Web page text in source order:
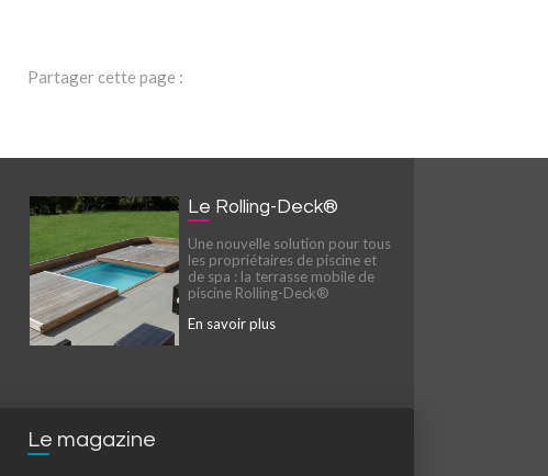
Partager cette page :
Le Rolling-Deck®
Une nouvelle solution pour tous
les propriétaires de piscine et
de spa : la terrasse mobile de
piscine Rolling-Deck®
En savoir plus
Le magazine